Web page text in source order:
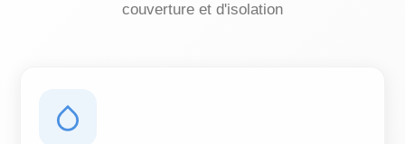
couverture et d'isolation